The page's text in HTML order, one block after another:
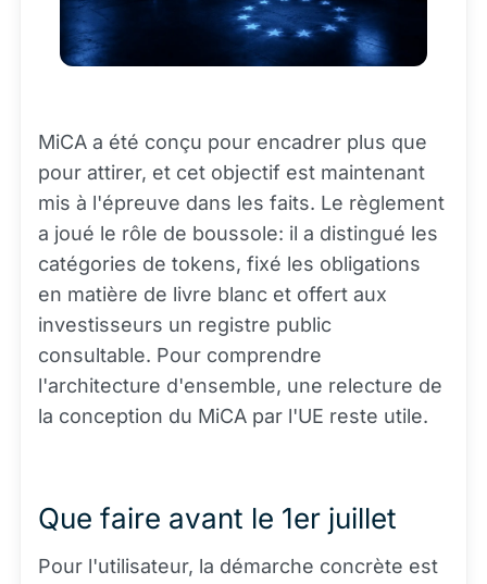
MiCA a été conçu pour encadrer plus que
pour attirer, et cet objectif est maintenant
mis à l'épreuve dans les faits. Le règlement
a joué le rôle de boussole: il a distingué les
catégories de tokens, fixé les obligations
en matière de livre blanc et offert aux
investisseurs un registre public
consultable. Pour comprendre
l'architecture d'ensemble, une relecture de
la conception du MiCA par l'UE reste utile.
Que faire avant le 1er juillet
Pour l'utilisateur, la démarche concrète est